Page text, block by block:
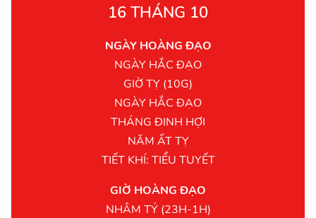
16 THÁNG 10
NGÀY HOÀNG ĐẠO
NGÀY HẮC ĐẠO
GIỜ TỴ (10G)
NGÀY HẮC ĐẠO
THÁNG ĐINH HỢI
NĂM ẤT TỴ
TIẾT KHÍ: TIỂU TUYẾT
GIỜ HOÀNG ĐẠO
NHÂM TÝ (23H-1H)